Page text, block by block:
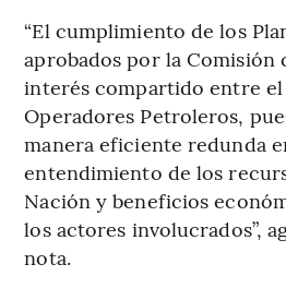
“El cumplimiento de los
aprobados por la Comisión
interés compartido entre el
Operadores Petroleros,
manera eficiente redunda
entendimiento de los
Nación y beneficios
los actores involucrados”,
nota.